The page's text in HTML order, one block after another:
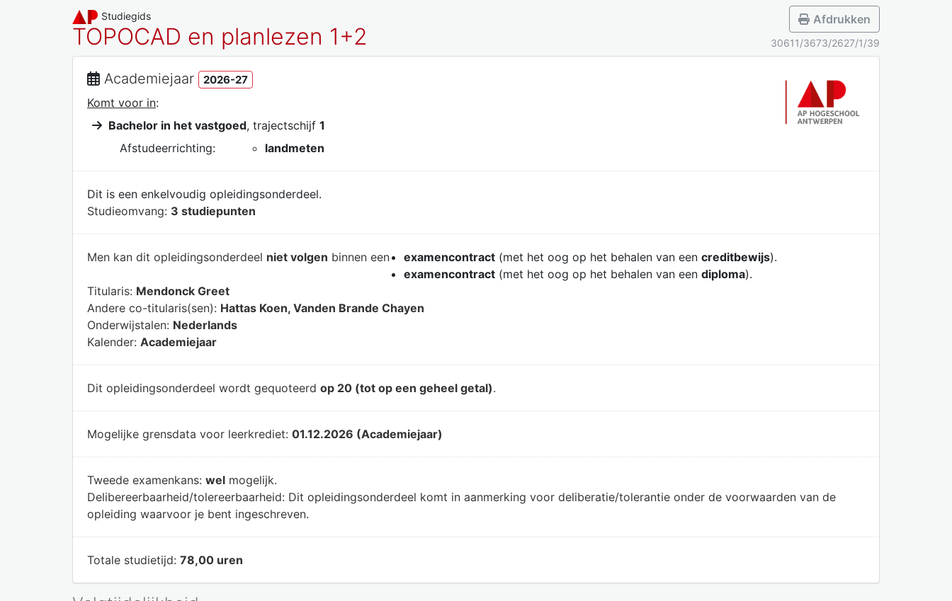
Studiegids
TOPOCAD en planlezen 1+2
Afdrukken
30611/3673/2627/1/39
Academiejaar 2026-27
Komt voor in:
Bachelor in het vastgoed, trajectschijf 1
Afstudeerrichting:
landmeten
Dit is een enkelvoudig opleidingsonderdeel.
Studieomvang: 3 studiepunten
Men kan dit opleidingsonderdeel niet volgen binnen een examencontract (met het oog op het behalen van een creditbewijs).
examencontract (met het oog op het behalen van een diploma).
Titularis: Mendonck Greet
Andere co-titularis(sen): Hattas Koen, Vanden Brande Chayen
Onderwijstalen: Nederlands
Kalender: Academiejaar
Dit opleidingsonderdeel wordt gequoteerd op 20 (tot op een geheel getal).
Mogelijke grensdata voor leerkrediet: 01.12.2026 (Academiejaar)
Tweede examenkans: wel mogelijk.
Delibereerbaarheid/tolereerbaarheid: Dit opleidingsonderdeel komt in aanmerking voor deliberatie/tolerantie onder de voorwaarden van de
opleiding waarvoor je bent ingeschreven.
Totale studietijd: 78,00 uren